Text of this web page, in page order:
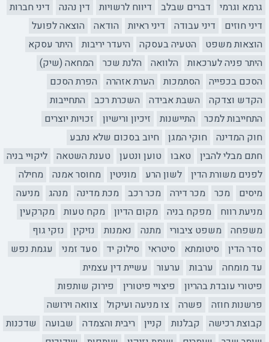
גרמא וגרמי
דברים שבלב דיווח לרשויות דין נהנה
דיני חברות
דיני חוזים
דיני עבודה דיני ראיות הודאה
הוצאה לפועל
הוצאות משפט
הטעיה בעסקה היעדר יריבות
היתר עסקא
היתר פניה לערכאות
הלוואה הלנת שכר
המחאה (שיק)
הסכם בכפייה
הסתמכות הערת אזהרה
הפרת הסכם
הקדש וצדקה
השבת אבידה השכרת רכב
התחייבות
התחייבות למכר
התיישנות זיכיון ורישיון
זכויות יוצרים
חוק המדינה
חוקי המגן
חיוב בסכום שלא נתבע
חתם מבלי להבין
טאבו טוען ונטען טענת השטאה
ליקויי בניה
לפנים משורת הדין
לשון הרע מוניטין מחוסר אמנה
מחילה
מיסים
מכר מכר דירה מכר רכב מכת מדינה מנהג
מניעה
מניעת רווח
מפקח בניה מקום הדיון מקח טעות
מקרקעין
משפחה
משפט ציבורי מתנה נאמנות נזיקין
נזקי גוף
סדר הדין
סיטומתא סיטראי סילוק יד סעד זמני
עגמת נפש
עד מומחה
ערבות ערעור
עשיית דין עצמית
פיטורי עובדת בהריון
פיצויי פיטורין
פירוק שותפות
פרשנות חוזה
פשרה צו מניעה ועיקול
צוואה וירושה
קבוצת רכישה
קבלנות קניין ריבית והצמדה שבועה
שדכנות